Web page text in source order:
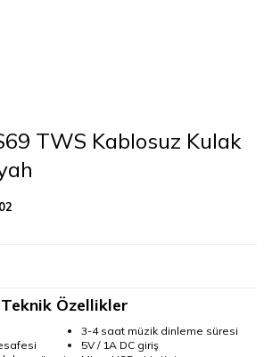
TWS Kablosuz Kulak
Teknik Özellikler
3-4 saat müzik dinleme süresi
5V / 1A DC giriş